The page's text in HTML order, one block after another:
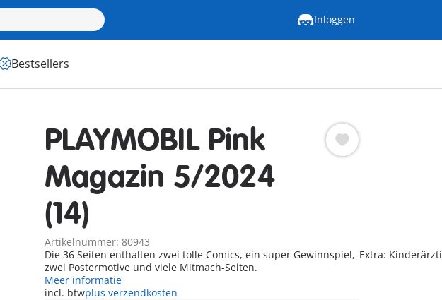
Inloggen
Bestsellers
PLAYMOBIL Pink
Magazin 5/2024
(14)
Artikelnummer: 80943
Die 36 Seiten enthalten zwei tolle Comics, ein super Gewinnspiel,
zwei Postermotive und viele Mitmach-Seiten.
Extra:
Meer informatie
incl. btwplus verzendkosten